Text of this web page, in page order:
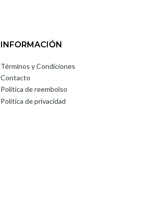
INFORMACIÓN
Términos y Condiciones
Contacto
Política de reembolso
Política de privacidad